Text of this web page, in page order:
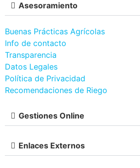
Asesoramiento
Buenas Prácticas Agrícolas
Info de contacto
Transparencia
Datos Legales
Política de Privacidad
Recomendaciones de Riego
Gestiones Online
Enlaces Externos